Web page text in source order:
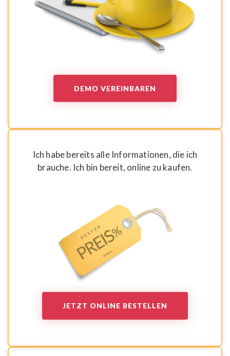
DEMO VEREINBAREN
Ich habe bereits alle Informationen, die ich
brauche. Ich bin bereit, online zu kaufen.
JETZT ONLINE BESTELLEN